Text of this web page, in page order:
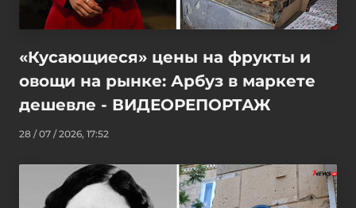
«Кусающиеся» цены на фрукты и
овощи на рынке: Арбуз в маркете
дешевле - ВИДЕОРЕПОРТАЖ
28 / 07 / 2026, 17:52